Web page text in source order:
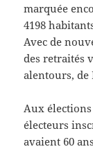
marquée
4198
Avec de
des retraités
alentours, de
Aux élections
électeurs
avaient 60